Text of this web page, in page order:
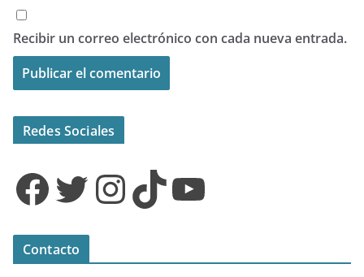
Recibir un correo electrónico con cada nueva entrada.
Redes Sociales
Facebook Twitter InstagramTikTok YouTube
Contacto